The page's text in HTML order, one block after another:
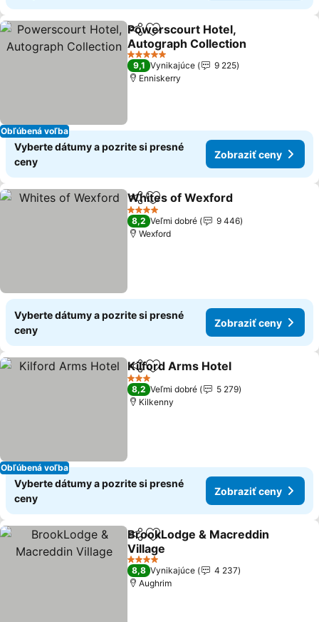
Obľúbená voľba
ZdieľaťPridať do obľúbených
Powerscourt Hotel,
Autograph Collection
Zobraziť ceny
5 Počet hviezdičiek
9,1 Vynikajúce
9 225
Enniskerry
Vyberte dátumy a pozrite si presné
ceny
Zobraziť ceny
ZdieľaťPridať do obľúbených
Whites of Wexford
4 Počet hviezdičiek
8,2 Veľmi dobré
9 446
Wexford
Vyberte dátumy a pozrite si presné
ceny
Zobraziť ceny
Obľúbená voľba
ZdieľaťPridať do obľúbených
Kilford Arms Hotel
3 Počet hviezdičiek
8,2 Veľmi dobré
5 279
Kilkenny
Vyberte dátumy a pozrite si presné
ceny
Zobraziť ceny
ZdieľaťPridať do obľúbených
BrookLodge & Macreddin
Village
Zobraziť ceny
4 Počet hviezdičiek
8,8 Vynikajúce
4 237
Aughrim